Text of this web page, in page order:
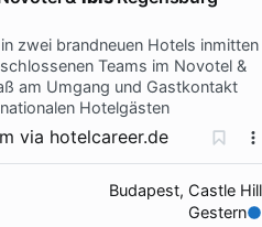
zwei brandneuen Hotels inmitten
Teams im Novotel &
am Umgang und Gastkontakt
Hotelgästen
via hotelcareer.de
Budapest, Castle Hill
Gestern